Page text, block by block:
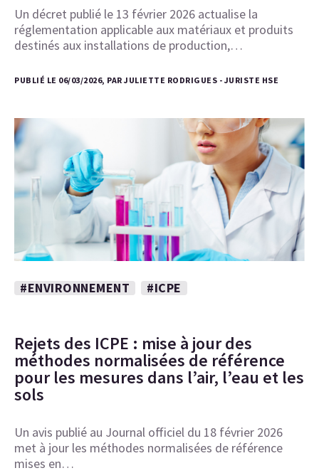
Un décret publié le 13 février 2026 actualise la
réglementation applicable aux matériaux et produits
destinés aux installations de production,…
PUBLIÉ LE 06/03/2026, PAR JULIETTE RODRIGUES - JURISTE HSE
#ENVIRONNEMENT #ICPE
Rejets des ICPE : mise à jour des
méthodes normalisées de référence
pour les mesures dans l’air, l’eau et les
sols
Un avis publié au Journal officiel du 18 février 2026
met à jour les méthodes normalisées de référence
mises en…